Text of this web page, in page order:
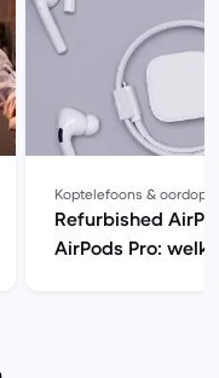
Koptelefoons &
Refurbished
AirPods Pro: